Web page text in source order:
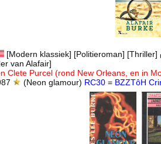
[Modern klassiek] [Politieroman] [Thriller]
van Alafair]
Clete Purcel (rond New Orleans, en in
(Neon glamour) RC30 = BZZTôH